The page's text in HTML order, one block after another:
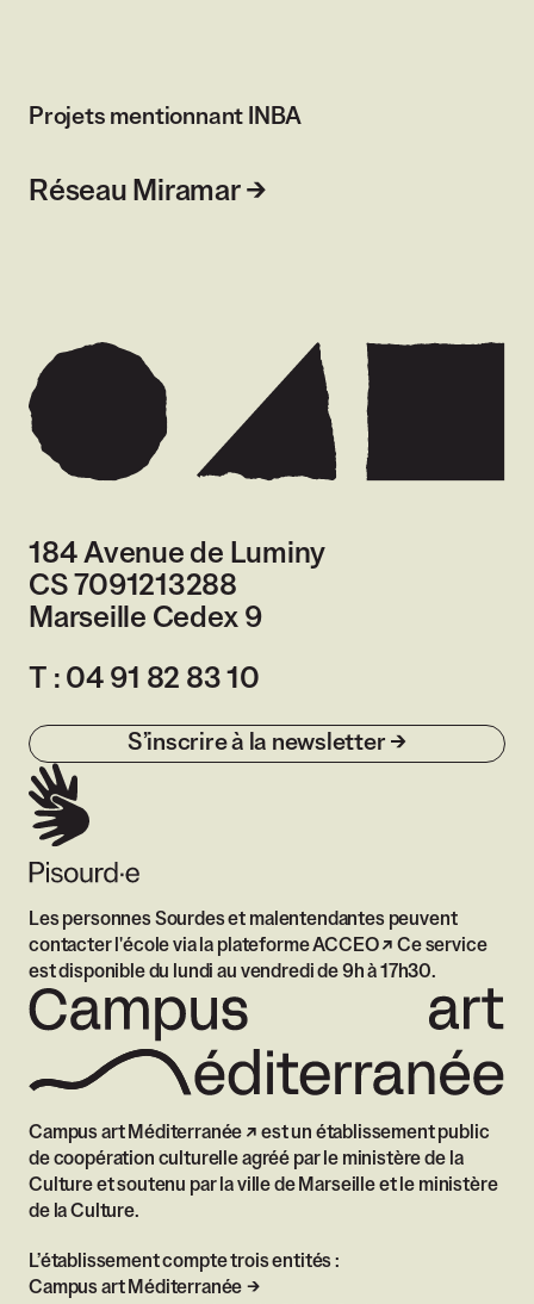
Projets mentionnant INBA
Réseau Miramar
184 Avenue de Luminy
CS 7091213288
Marseille Cedex 9France
T : 04 91 82 83 10
S’inscrire à la newsletter
Campus art Méditerranée
est un établissement public
de coopération culturelle agréé par le ministère de la
Culture et soutenu par la ville de Marseille et le ministère
de la Culture.
L’établissement compte trois entités :
Campus art Méditerranée
Les personnes Sourdes et malentendantes peuvent
contacter l'école via la plateforme ACCEO
Ce service
est disponible du lundi au vendredi de 9h à 17h30.